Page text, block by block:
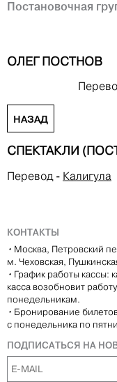
Постановочная
ОЛЕГ ПОСТНОВ
НАЗАД
СПЕКТАКЛИ
Перевод- Калигула
КОНТАКТЫ
• Москва, Петровский
м. Чеховская,
• График работы кассы:
касса возобновит
понедельникам.
• Бронирование
с понедельника по
ПОДПИСАТЬСЯ НА